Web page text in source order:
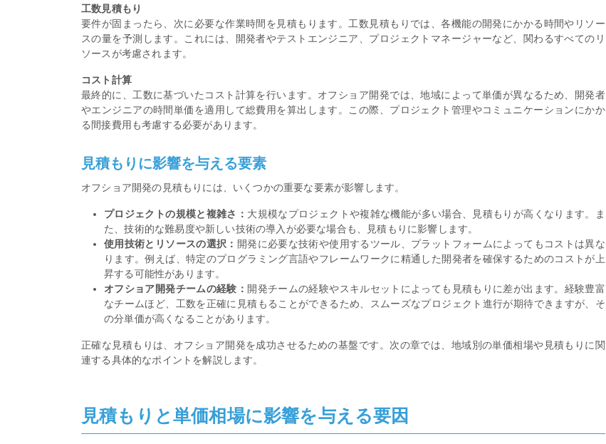
工数見積もり
要件が固まったら、次に必要な作業時間を見積もります。工数見積もりでは、各機能の開発にかかる時間やリソー
スの量を予測します。これには、開発者やテストエンジニア、プロジェクトマネージャーなど、関わるすべてのリ
ソースが考慮されます。
コスト計算
最終的に、工数に基づいたコスト計算を行います。オフショア開発では、地域によって単価が異なるため、開発者
やエンジニアの時間単価を適用して総費用を算出します。この際、プロジェクト管理やコミュニケーションにかか
る間接費用も考慮する必要があります。
見積もりに影響を与える要素
オフショア開発の見積もりには、いくつかの重要な要素が影響します。
プロジェクトの規模と複雑さ： 大規模なプロジェクトや複雑な機能が多い場合、見積もりが高くなります。ま
た、技術的な難易度や新しい技術の導入が必要な場合も、見積もりに影響します。
使用技術とリソースの選択： 開発に必要な技術や使用するツール、プラットフォームによってもコストは異な
ります。例えば、特定のプログラミング言語やフレームワークに精通した開発者を確保するためのコストが上
昇する可能性があります。
オフショア開発チームの経験： 開発チームの経験やスキルセットによっても見積もりに差が出ます。経験豊富
なチームほど、工数を正確に見積もることができるため、スムーズなプロジェクト進行が期待できますが、そ
の分単価が高くなることがあります。
正確な見積もりは、オフショア開発を成功させるための基盤です。次の章では、地域別の単価相場や見積もりに関
連する具体的なポイントを解説します。
見積もりと単価相場に影響を与える要因